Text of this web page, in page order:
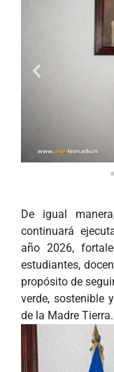
De igual
continuará
año 2026,
estudiantes,
propósito de
verde, sostenible
de la Madre Tierra.